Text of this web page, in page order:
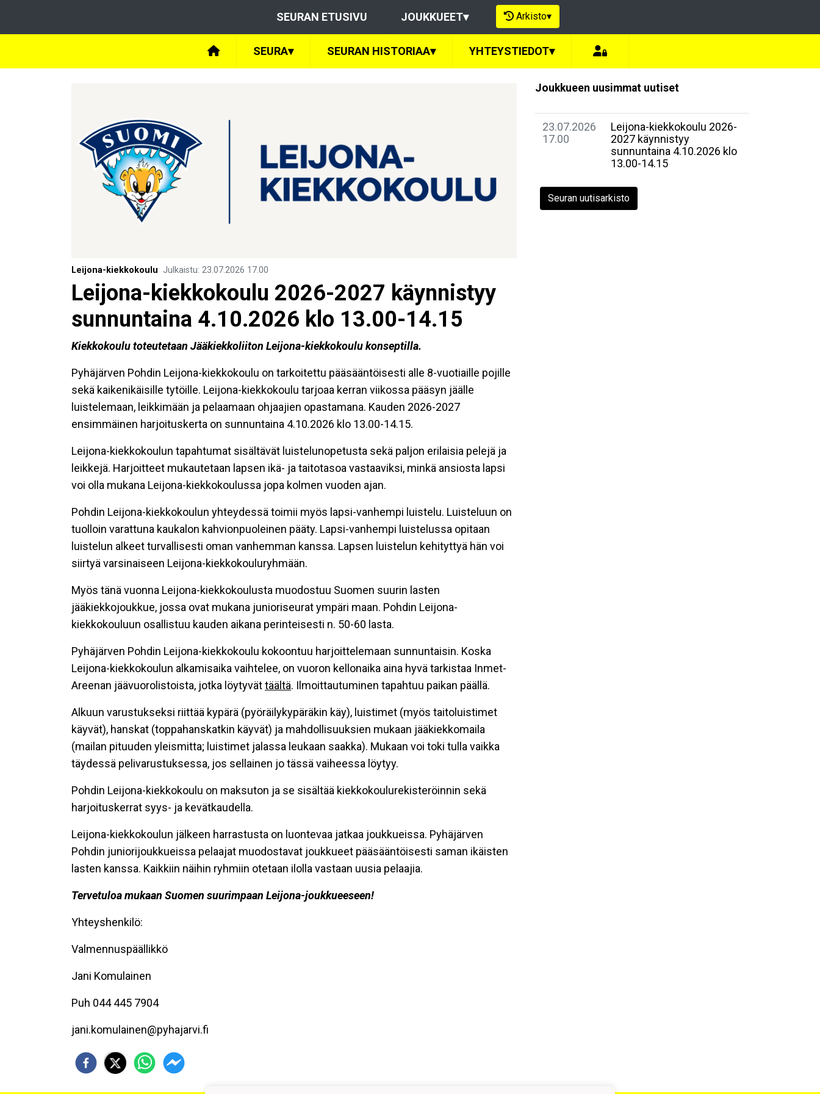
SEURAN ETUSIVU JOUKKUEET▾ Arkisto▾
SEURA▾ SEURAN HISTORIAA▾ YHTEYSTIEDOT▾
Leijona-kiekkokoulu Julkaistu: 23.07.2026 17.00
Leijona-kiekkokoulu 2026-2027 käynnistyy
sunnuntaina 4.10.2026 klo 13.00-14.15
Kiekkokoulu toteutetaan Jääkiekkoliiton Leijona-kiekkokoulu konseptilla.
Pyhäjärven Pohdin Leijona-kiekkokoulu on tarkoitettu pääsääntöisesti alle 8-vuotiaille pojille
sekä kaikenikäisille tytöille. Leijona-kiekkokoulu tarjoaa kerran viikossa pääsyn jäälle
luistelemaan, leikkimään ja pelaamaan ohjaajien opastamana. Kauden 2026-2027
ensimmäinen harjoituskerta on sunnuntaina 4.10.2026 klo 13.00-14.15.
Leijona-kiekkokoulun tapahtumat sisältävät luistelunopetusta sekä paljon erilaisia pelejä ja
leikkejä. Harjoitteet mukautetaan lapsen ikä- ja taitotasoa vastaaviksi, minkä ansiosta lapsi
voi olla mukana Leijona-kiekkokoulussa jopa kolmen vuoden ajan.
Pohdin Leijona-kiekkokoulun yhteydessä toimii myös lapsi-vanhempi luistelu. Luisteluun on
tuolloin varattuna kaukalon kahvionpuoleinen pääty. Lapsi-vanhempi luistelussa opitaan
luistelun alkeet turvallisesti oman vanhemman kanssa. Lapsen luistelun kehityttyä hän voi
siirtyä varsinaiseen Leijona-kiekkokouluryhmään.
Myös tänä vuonna Leijona-kiekkokoulusta muodostuu Suomen suurin lasten
jääkiekkojoukkue, jossa ovat mukana junioriseurat ympäri maan. Pohdin Leijona-
kiekkokouluun osallistuu kauden aikana perinteisesti n. 50-60 lasta.
Pyhäjärven Pohdin Leijona-kiekkokoulu kokoontuu harjoittelemaan sunnuntaisin. Koska
Leijona-kiekkokoulun alkamisaika vaihtelee, on vuoron kellonaika aina hyvä tarkistaa Inmet-
Areenan jäävuorolistoista, jotka löytyvättäältä. Ilmoittautuminen tapahtuu paikan päällä.
Alkuun varustukseksi riittää kypärä (pyöräilykypäräkin käy), luistimet (myös taitoluistimet
käyvät), hanskat (toppahanskatkin käyvät) ja mahdollisuuksien mukaan jääkiekkomaila
(mailan pituuden yleismitta; luistimet jalassa leukaan saakka). Mukaan voi toki tulla vaikka
täydessä pelivarustuksessa, jos sellainen jo tässä vaiheessa löytyy.
Pohdin Leijona-kiekkokoulu on maksuton ja se sisältää kiekkokoulurekisteröinnin sekä
harjoituskerrat syys- ja kevätkaudella.
Leijona-kiekkokoulun jälkeen harrastusta on luontevaa jatkaa joukkueissa. Pyhäjärven
Pohdin juniorijoukkueissa pelaajat muodostavat joukkueet pääsääntöisesti saman ikäisten
lasten kanssa. Kaikkiin näihin ryhmiin otetaan ilolla vastaan uusia pelaajia.
Tervetuloa mukaan Suomen suurimpaan Leijona-joukkueeseen!
Yhteyshenkilö:
Valmennuspäällikkö
Jani Komulainen
Puh 044 445 7904
jani.komulainen@pyhajarvi.fi
Joukkueen uusimmat uutiset
23.07.2026
17.00
Leijona-kiekkokoulu 2026-
2027 käynnistyy
sunnuntaina 4.10.2026 klo
13.00-14.15
Seuran uutisarkisto